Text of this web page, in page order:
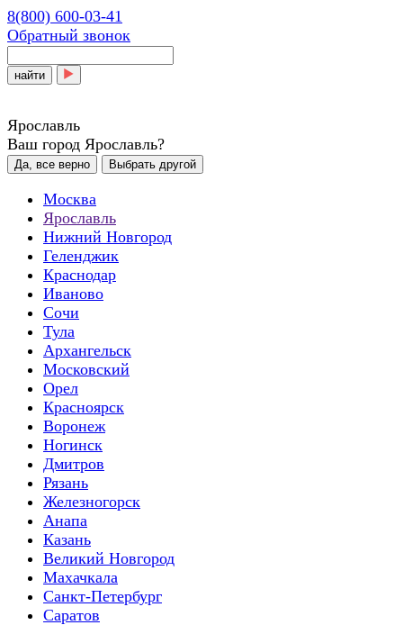
8(800) 600-03-41
Обратный звонок
найти
Ярославль
Ваш город Ярославль?
Да, все верно Выбрать другой
Москва
Ярославль
Нижний Новгород
Геленджик
Краснодар
Иваново
Сочи
Тула
Архангельск
Московский
Орел
Красноярск
Воронеж
Ногинск
Дмитров
Рязань
Железногорск
Анапа
Казань
Великий Новгород
Махачкала
Санкт-Петербург
Саратов